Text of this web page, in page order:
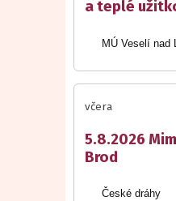
a teplé
MÚ Veselí nad
včera
5.8.2026
Brod
České dráhy